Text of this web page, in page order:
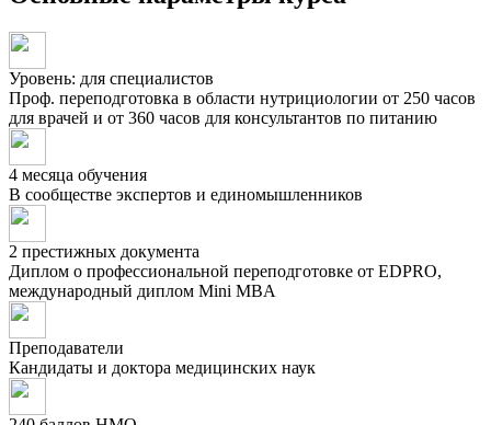
Уровень: для специалистов
Проф. переподготовка в области нутрициологии от 250 часов
для врачей и от 360 часов для консультантов по питанию
4 месяца обучения
В сообществе экспертов и единомышленников
2 престижных документа
Диплом о профессиональной переподготовке от EDPRO,
международный диплом Mini MBA
Преподаватели
Кандидаты и доктора медицинских наук